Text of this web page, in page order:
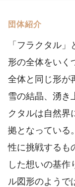
団体紹介
「フラクタル
形の全体をいく
全体と同じ形が
雪の結晶、湧き
クタルは自然界
拠となっている
性に挑戦するも
した想いの基作
ル図形のようで